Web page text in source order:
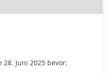
Juni 2025 bevor: